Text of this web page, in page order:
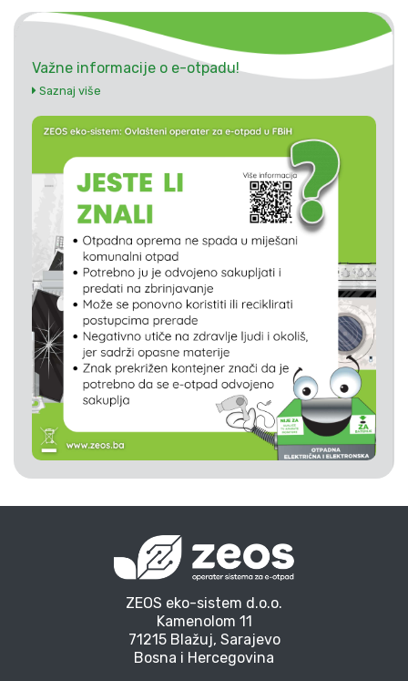
Važne informacije o e-otpadu!
Saznaj više
ZEOS eko-sistem d.o.o.
Kamenolom 11
71215 Blažuj, Sarajevo
Bosna i Hercegovina